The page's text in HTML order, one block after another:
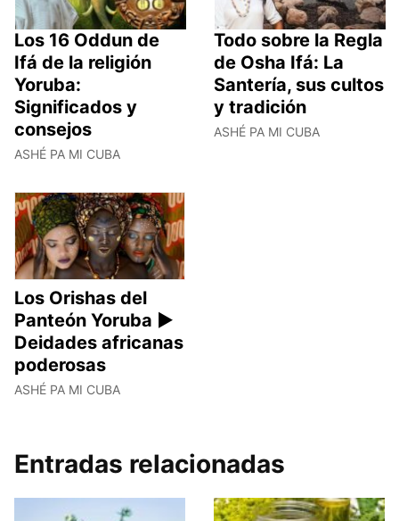
Los 16 Oddun de
Ifá de la religión
Yoruba:
Significados y
consejos
ASHÉ PA MI CUBA
Todo sobre la Regla
de Osha Ifá: La
Santería, sus cultos
y tradición
ASHÉ PA MI CUBA
Los Orishas del
Panteón Yoruba ►
Deidades africanas
poderosas
ASHÉ PA MI CUBA
Entradas relacionadas